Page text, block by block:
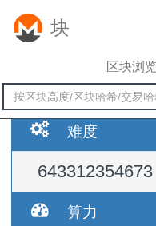
块
区块浏
难度
643312354673
算力